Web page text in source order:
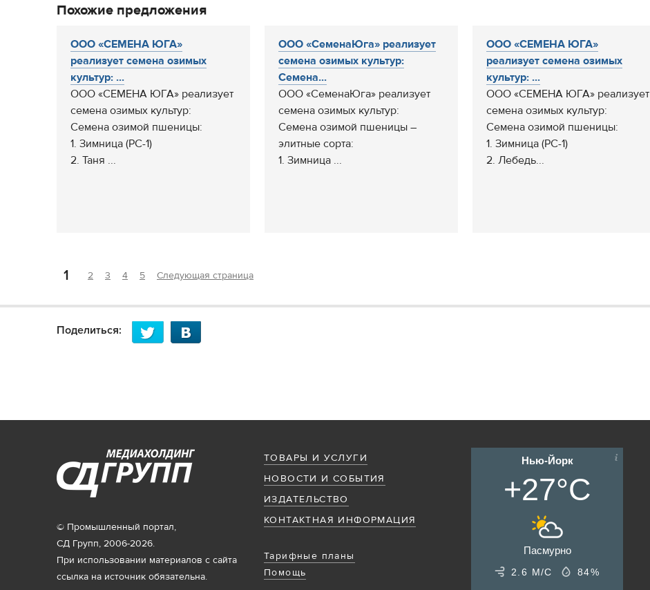
Похожие предложения
ООО «СЕМЕНА ЮГА»
реализует семена озимых
культур: ...
ООО «СЕМЕНА ЮГА» реализует
семена озимых культур:
Семена озимой пшеницы:
1. Зимница (РС-1)
2. Таня ...
ООО «СеменаЮга» реализует
семена озимых культур:
Семена...
ООО «СеменаЮга» реализует
семена озимых культур:
Семена озимой пшеницы –
элитные сорта:
1. Зимница ...
ООО «СЕМЕНА ЮГА»
реализует семена озимых
культур: ...
ООО «СЕМЕНА ЮГА» реализует
семена озимых культур:
Семена озимой пшеницы:
1. Зимница (РС-1)
2. Лебедь...
1 2 3 4 5 Следующая страница
Поделиться:
ТОВАРЫ И УСЛУГИ
НОВОСТИ И СОБЫТИЯ
ИЗДАТЕЛЬСТВО
КОНТАКТНАЯ ИНФОРМАЦИЯ
Тарифные планы
Помощь
© Промышленный портал,
СД Групп, 2006-2026.
При использовании материалов с сайта
ссылка на источник обязательна.
Нью-Йорк
+27°C
Пасмурно
2.6 М/С 84%